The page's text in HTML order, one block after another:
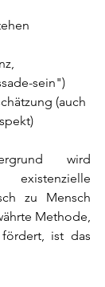
sein")
wird
zu Mensch
Methode,
ist das